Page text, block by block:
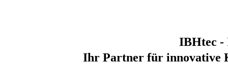
IBHtec -
Ihr Partner für innovative